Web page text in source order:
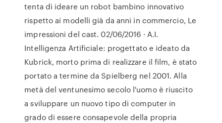
tenta di ideare un robot bambino innovativo
rispetto ai modelli già da anni in commercio, Le
impressioni del cast. 02/06/2016 · A.I.
Intelligenza Artificiale: progettato e ideato da
Kubrick, morto prima di realizzare il film, è stato
portato a termine da Spielberg nel 2001. Alla
metà del ventunesimo secolo l'uomo è riuscito
a sviluppare un nuovo tipo di computer in
grado di essere consapevole della propria